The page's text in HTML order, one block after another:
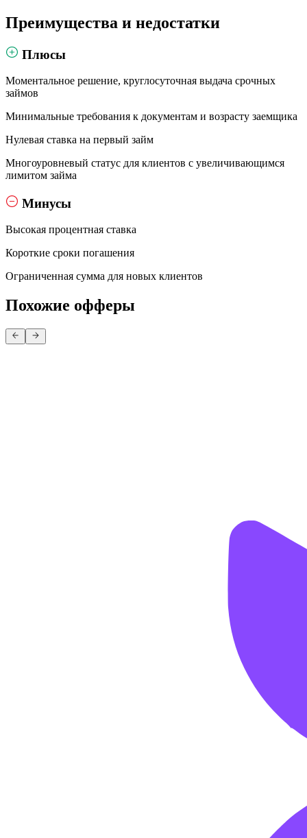
Преимущества и недостатки
Плюсы
Моментальное решение, круглосуточная выдача срочных
займов
Минимальные требования к документам и возрасту заемщика
Нулевая ставка на первый займ
Многоуровневый статус для клиентов с увеличивающимся
лимитом займа
Минусы
Высокая процентная ставка
Короткие сроки погашения
Ограниченная сумма для новых клиентов
Похожие офферы